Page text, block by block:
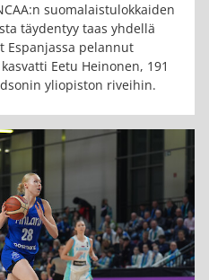
suomalaistulokkaiden
täydentyy taas yhdellä
Espanjassa pelannut
Eetu Heinonen, 191
yliopiston riveihin.